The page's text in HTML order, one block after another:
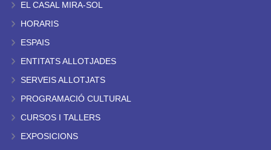
EL CASAL MIRA-SOL
HORARIS
ESPAIS
ENTITATS ALLOTJADES
SERVEIS ALLOTJATS
PROGRAMACIÓ CULTURAL
CURSOS I TALLERS
EXPOSICIONS